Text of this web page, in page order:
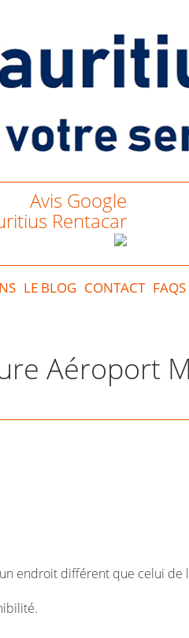
Avis Google
Rentacar
LE BLOG CONTACT FAQS
Aéroport
endroit différent que celui de